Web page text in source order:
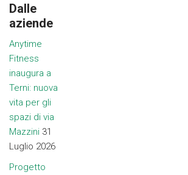
Dalle
aziende
Anytime
Fitness
inaugura a
Terni: nuova
vita per gli
spazi di via
Mazzini 31
Luglio 2026
Progetto